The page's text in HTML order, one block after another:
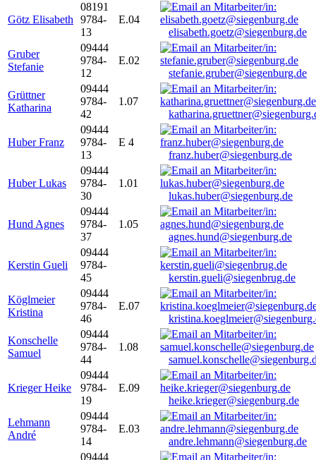
Götz Elisabeth
08191
9784-
13
E.04
elisabeth.goetz@siegenburg.de
Gruber
Stefanie
09444
9784-
12
E.02
stefanie.gruber@siegenburg.de
Grüttner
Katharina
09444
9784-
42
1.07
Huber Franz
09444
9784-
13
E 4
franz.huber@siegenburg.de
Huber Lukas
09444
9784-
30
1.01
lukas.huber@siegenburg.de
Hund Agnes
09444
9784-
37
1.05
agnes.hund@siegenburg.de
Kerstin Gueli
09444
9784-
45
kerstin.gueli@siegenbrug.de
Köglmeier
Kristina
09444
9784-
46
E.07
Konschelle
Samuel
09444
9784-
44
1.08
Krieger Heike
09444
9784-
19
E.09
heike.krieger@siegenburg.de
Lehmann
André
09444
9784-
14
E.03
andre.lehmann@siegenburg.de
09444